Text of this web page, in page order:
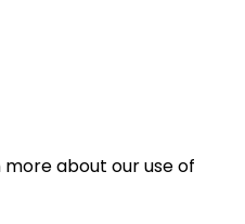
more about our use of